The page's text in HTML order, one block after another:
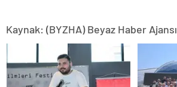
Kaynak: (BYZHA) Beyaz Haber Ajansı